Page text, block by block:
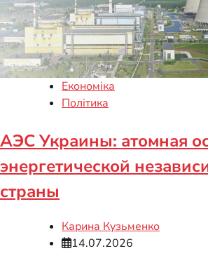
Економіка
Політика
АЭС Украины: атомная
энергетической
страны
Карина Кузьменко
14.07.2026